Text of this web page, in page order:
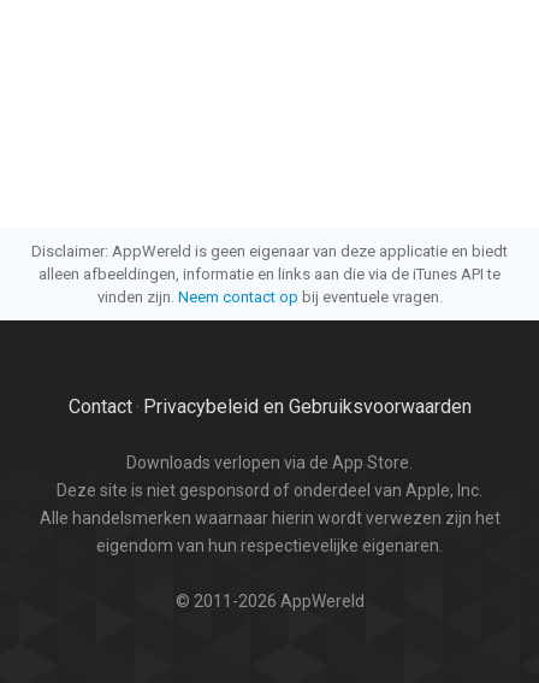
Disclaimer: AppWereld is geen eigenaar van deze applicatie en biedt
alleen afbeeldingen, informatie en links aan die via de iTunes API te
vinden zijn. Neem contact op bij eventuele vragen.
Contact· Privacybeleid en Gebruiksvoorwaarden
Downloads verlopen via de App Store.
Deze site is niet gesponsord of onderdeel van Apple, Inc.
Alle handelsmerken waarnaar hierin wordt verwezen zijn het
eigendom van hun respectievelijke eigenaren.
© 2011-2026 AppWereld